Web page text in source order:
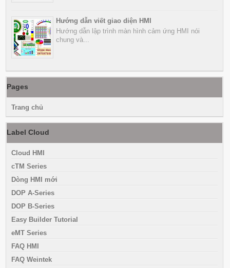
Hướng dẫn viết giao diện HMI
Hướng dẫn lập trình màn hình cảm ứng HMI nói
chung và...
Pages
Trang chủ
Label Cloud
Cloud HMI
cTM Series
Dòng HMI mới
DOP A-Series
DOP B-Series
Easy Builder Tutorial
eMT Series
FAQ HMI
FAQ Weintek